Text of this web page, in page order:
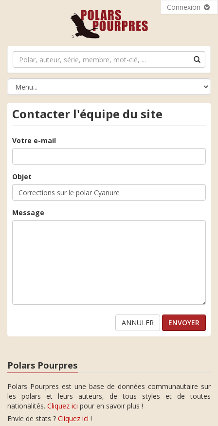
Connexion
Contacter l'équipe du site
Votre e-mail
Objet
Message
ANNULER
Polars Pourpres
Polars Pourpres est une base de données communautaire sur
les polars et leurs auteurs, de tous styles et de toutes
nationalités. Cliquez ici pour en savoir plus !
Envie de stats ? Cliquez ici !